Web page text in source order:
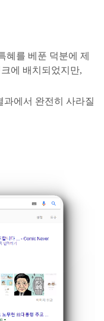
혜를 베푼 덕분에 제
에 배치되었지만,
과에서 완전히 사라질